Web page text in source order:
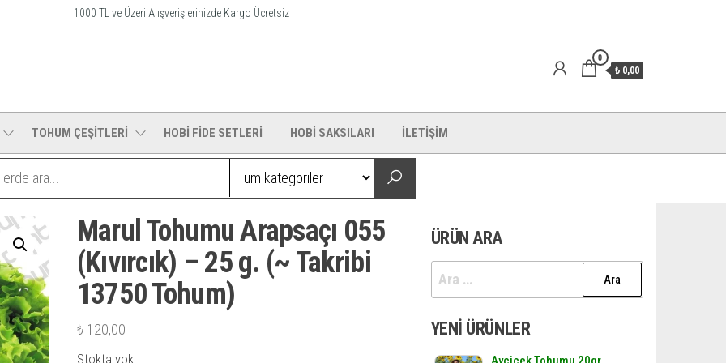
1000 TL ve Üzeri Alışverişlerinizde Kargo Ücretsiz
0
₺ 0,00
TOHUM ÇEŞİTLERİ HOBİ FİDE SETLERİ HOBİ SAKSILARI İLETİŞİM
Marul Tohumu Arapsaçı 055
(Kıvırcık) – 25 g. (~ Takribi
13750 Tohum)
₺120,00
Stokta yok
ÜRÜN ARA
Arama:
YENI ÜRÜNLER